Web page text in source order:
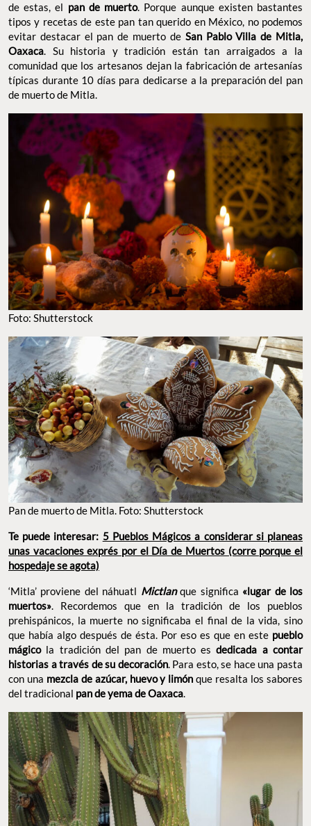
de estas, el pan de muerto. Porque aunque existen bastantes
tipos y recetas de este pan tan querido en México, no podemos
evitar destacar el pan de muerto deSan Pablo Villa de Mitla,
Oaxaca. Su historia y tradición están tan arraigados a la
comunidad que los artesanos dejan la fabricación de artesanías
típicas durante 10 días para dedicarse a la preparación del pan
de muerto de Mitla.
Foto: Shutterstock
Pan de muerto de Mitla. Foto: Shutterstock
Te puede interesar: 5 Pueblos Mágicos a considerar si planeas
unas vacaciones exprés por el Día de Muertos (corre porque el
hospedaje se agota)
‘Mitla’ proviene del náhuatl Mictlanque significa «lugar de los
muertos». Recordemos que en la tradición de los pueblos
prehispánicos, la muerte no significaba el final de la vida, sino
que había algo después de ésta. Por eso es que en este pueblo
mágicola tradición del pan de muerto es dedicada a contar
historias a través de su decoración. Para esto, se hace una pasta
con una mezcla de azúcar, huevo y limón que resalta los sabores
del tradicional pan de yema de Oaxaca.